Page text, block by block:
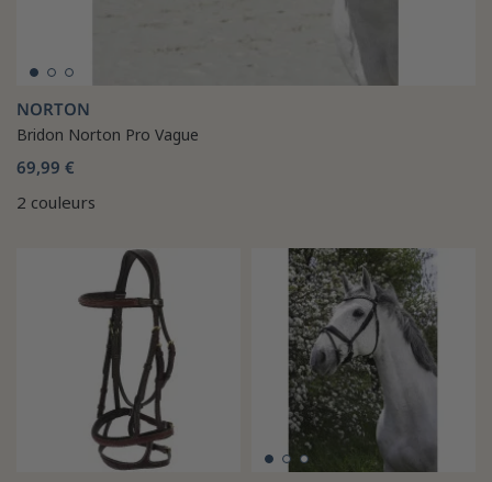
NORTON
Bridon Norton Pro Vague
69,99 €
2 couleurs